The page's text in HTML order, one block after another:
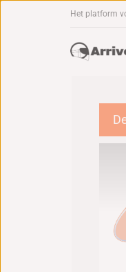
Het platform